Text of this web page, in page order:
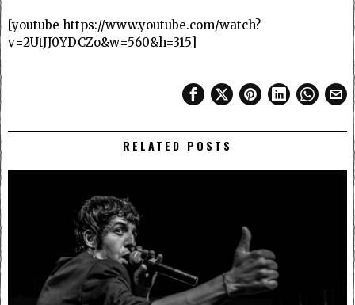
[youtube https://www.youtube.com/watch?
v=2UtJJ0YDCZo&w=560&h=315]
RELATED POSTS